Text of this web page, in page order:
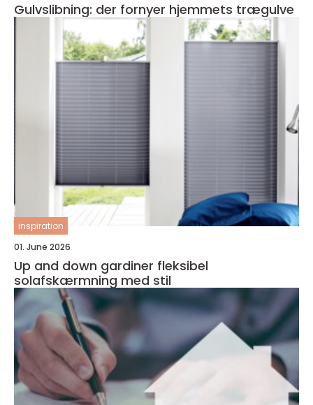
Gulvslibning: der fornyer hjemmets trægulve
inspiration
01. June 2026
Up and down gardiner fleksibel
solafskærmning med stil